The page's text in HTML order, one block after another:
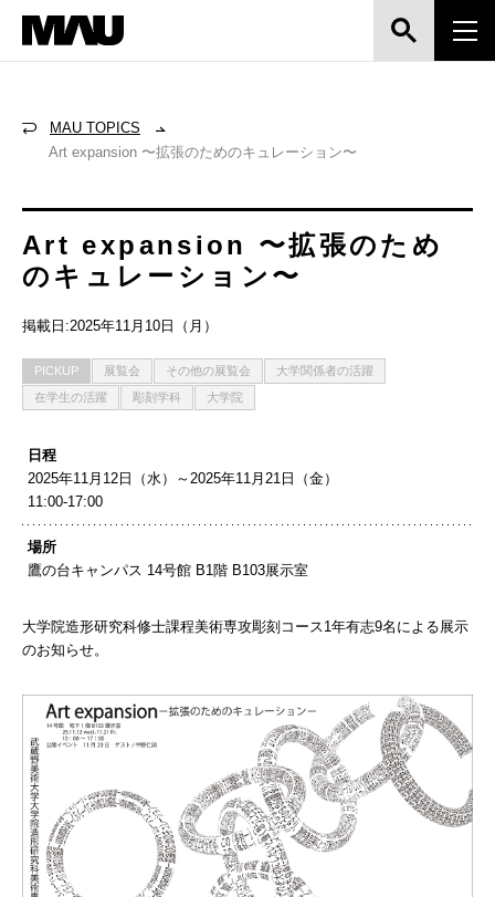
MAU TOPICS
Art expansion 〜拡張のためのキュレーション〜
Art expansion 〜拡張のため
のキュレーション〜
掲載日:2025年11月10日（月）
PICKUP 展覧会 その他の展覧会
大学関係者の活躍
在学生の活躍
彫刻学科 大学院
日程
2025年11月12日（水）～2025年11月21日（金）
11:00-17:00
場所
鷹の台キャンパス 14号館 B1階 B103展示室
大学院造形研究科修士課程美術専攻彫刻コース1年有志9名による展示
のお知らせ。